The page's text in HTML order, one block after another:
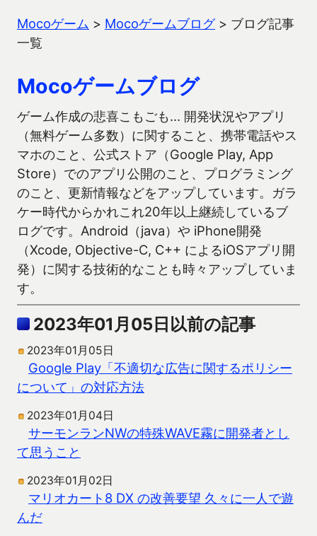
Mocoゲーム > Mocoゲームブログ> ブログ記事
一覧
Mocoゲームブログ
ゲーム作成の悲喜こもごも… 開発状況やアプリ
（無料ゲーム多数）に関すること、携帯電話やス
マホのこと、公式ストア（Google Play, App
Store）でのアプリ公開のこと、プログラミング
のこと、更新情報などをアップしています。ガラ
ケー時代からかれこれ20年以上継続しているブ
ログです。Android（java）や iPhone開発
（Xcode, Objective-C, C++ によるiOSアプリ開
発）に関する技術的なことも時々アップしていま
す。
2023年01月05日以前の記事
2023年01月05日
Google Play「不適切な広告に関するポリシー
について」の対応方法
2023年01月04日
サーモンランNWの特殊WAVE霧に開発者とし
て思うこと
2023年01月02日
マリオカート8 DX の改善要望 久々に一人で遊
んだ